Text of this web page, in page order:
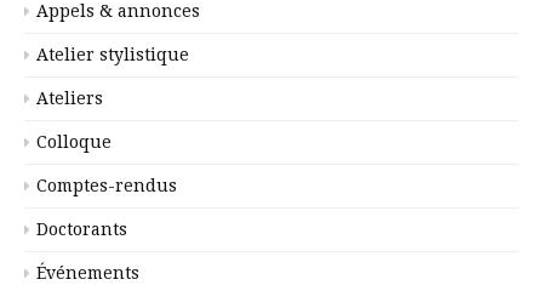
Appels & annonces
Atelier stylistique
Ateliers
Colloque
Comptes-rendus
Doctorants
Événements